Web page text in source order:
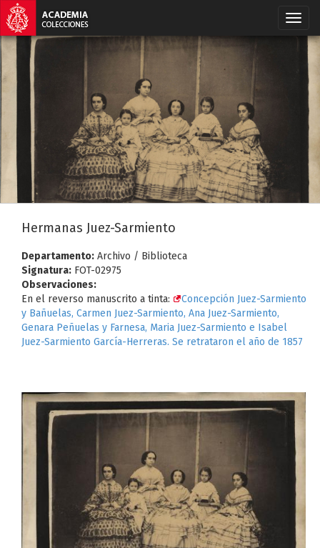
Hermanas Juez-Sarmiento
Departamento: Archivo / Biblioteca
Signatura: FOT-02975
Observaciones:
En el reverso manuscrito a tinta:
Concepción Juez-Sarmiento
y Bañuelas, Carmen Juez-Sarmiento, Ana Juez-Sarmiento,
Genara Peñuelas y Farnesa, Maria Juez-Sarmiento e Isabel
Juez-Sarmiento García-Herreras. Se retrataron el año de 1857